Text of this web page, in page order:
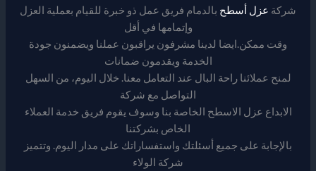
شركة عزل أسطح بالدمام فريق عمل ذو خبرة للقيام بعملية العزل
وإتمامها في أقل
وقت ممكن.ايضا لدينا مشرفون يراقبون عملنا ويضمنون جودة
الخدمة ويقدمون ضمانات
لمنح عملائنا راحة البال عند التعامل معنا. خلال اليوم، من السهل
التواصل مع شركة
الابداع عزل الاسطح الخاصة بنا وسوف يقوم فريق خدمة العملاء
الخاص بشركتنا
بالإجابة على جميع أسئلتك واستفساراتك على مدار اليوم. وتتميز
شركة الولاء